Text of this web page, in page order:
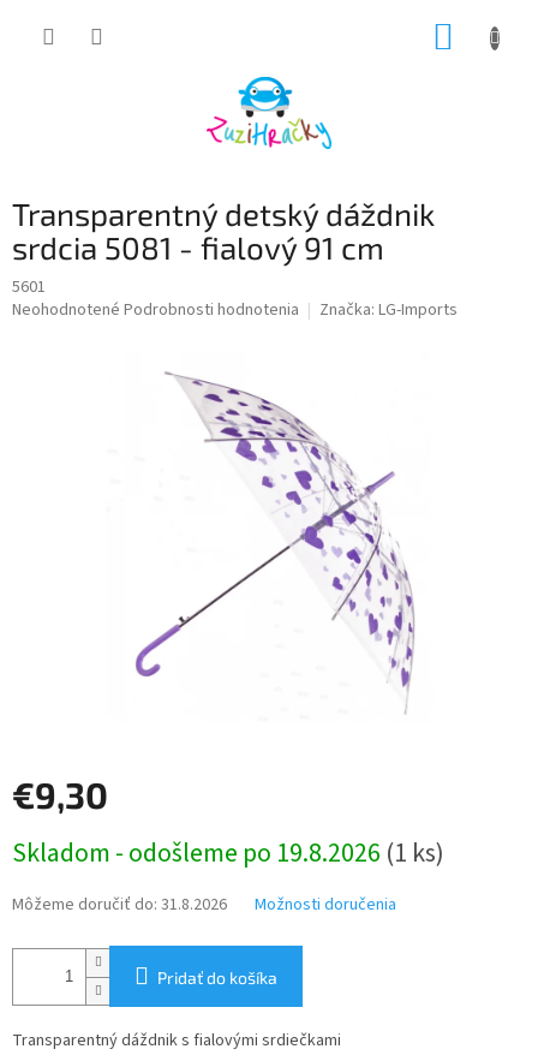
Transparentný detský dáždnik
srdcia 5081 - fialový 91 cm
5601
Priemerné
Neohodnotené Podrobnosti hodnotenia Značka: LG-Imports
€9,30
cena:
Skladom - odošleme po 19.8.2026 (1 ks)
Môžeme doručiť do: 31.8.2026 Možnosti doručenia
Pridať do košíka
Transparentný dáždnik s fialovými srdiečkami